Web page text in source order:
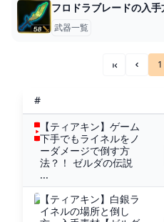
フロドラブレードの入
武器一覧
«« « 1
#
【ティアキン】ゲーム
下手でもライネルをノ
ーダメージで倒す方
法？！ ゼルダの伝説
...
【ティアキン】白銀ラ
イネルの場所と倒し